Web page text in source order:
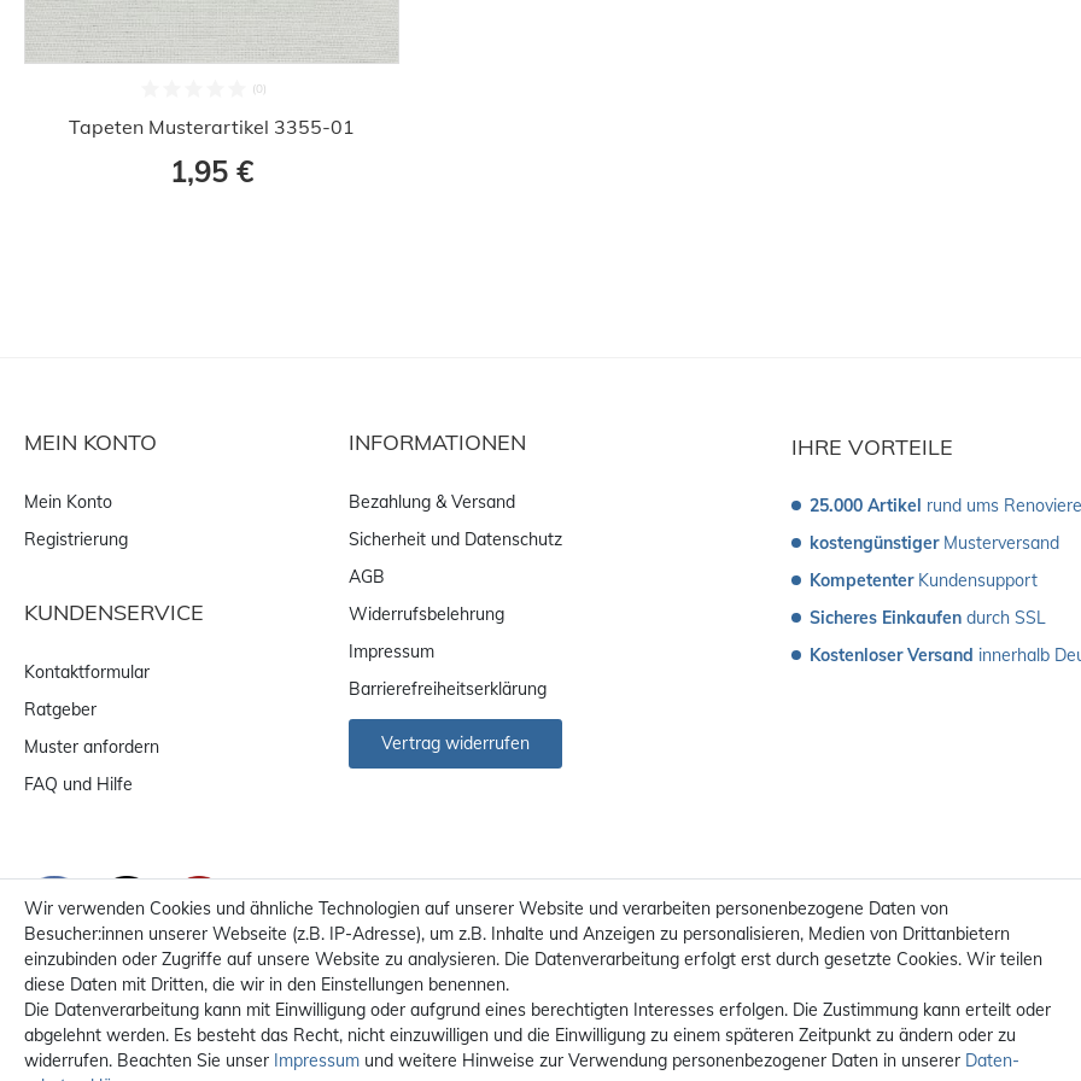
Tapeten Musterartikel 3355-01
1,95 €
IHRE VORTEILE
25.000 Artikel rund ums
kostengünstiger Musterversand
Kompetenter Kundensupport
Sicheres Einkaufen durch SSL
Kostenloser Versand innerhalb
MEIN KONTO
Mein Konto
Registrierung
KUNDENSERVICE
Kontaktformular
Ratgeber
Muster anfordern
FAQ und Hilfe
INFORMATIONEN
Bezahlung & Versand
Sicherheit und Datenschutz
AGB
Widerrufsbelehrung
Impressum
Barrierefreiheitserklärung
Vertrag widerrufen
Alle Preise sind inkl. MwSt. / **Kostenloser Versand innerhalb Deutschlands. Versandkosten in
© 2012 - 2026 orex.de / powered bycreateyourtemplate
Wir verwenden Cookies und ähnliche Technologien auf unserer Website und verarbeiten personenbezogene Daten von
Besucher:innen unserer Webseite (z.B. IP-Adresse), um z.B. Inhalte und Anzeigen zu personalisieren, Medien von Drittanbietern
einzubinden oder Zugriffe auf unsere Website zu analysieren. Die Datenverarbeitung erfolgt erst durch gesetzte Cookies. Wir teilen
diese Daten mit Dritten, die wir in den Einstellungen benennen.
Die Datenverarbeitung kann mit Einwilligung oder aufgrund eines berechtigten Interesses erfolgen. Die Zustimmung kann erteilt oder
abgelehnt werden. Es besteht das Recht, nicht einzuwilligen und die Einwilligung zu einem späteren Zeitpunkt zu ändern oder zu
widerrufen. Beachten Sie unser Impressum und weitere Hinweise zur Verwendung personenbezogener Daten in unserer Daten­